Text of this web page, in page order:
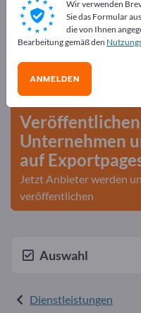
Kostenlos
Exportpages!
Bedarfe – Angebote –
Unternehmen
auf
Jetzt Anbieter werden
veröffentlichen
Auswahl
Dienstleistungen
Wir verwenden
Sie das Formular
die von Ihnen
Bearbeitung gemäß den
ANMELDEN